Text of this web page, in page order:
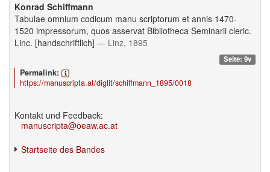
Konrad Schiffmann
Tabulae omnium codicum manu scriptorum et annis 1470-
1520 impressorum, quos asservat Bibliotheca Seminarii cleric.
Linc. [handschriftlich] — Linz, 1895
Seite: 9v
Permalink:
https://manuscripta.at/diglit/schiffmann_1895/0018
Kontakt und Feedback:
manuscripta@oeaw.ac.at
Startseite des Bandes